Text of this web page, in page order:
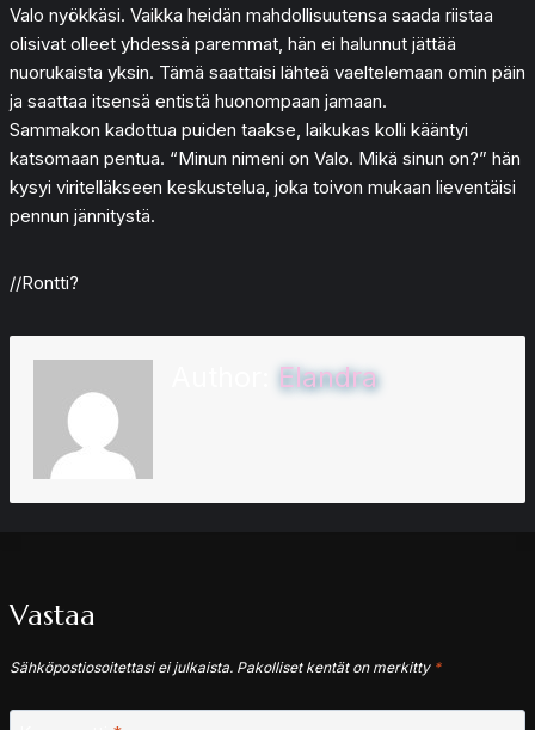
Valo nyökkäsi. Vaikka heidän mahdollisuutensa saada riistaa
olisivat olleet yhdessä paremmat, hän ei halunnut jättää
nuorukaista yksin. Tämä saattaisi lähteä vaeltelemaan omin päin
ja saattaa itsensä entistä huonompaan jamaan.
Sammakon kadottua puiden taakse, laikukas kolli kääntyi
katsomaan pentua. “Minun nimeni on Valo. Mikä sinun on?” hän
kysyi viritelläkseen keskustelua, joka toivon mukaan lieventäisi
pennun jännitystä.
//Rontti?
Elandra
Vastaa
Sähköpostiosoitettasi ei julkaista. Pakolliset kentät on merkitty *